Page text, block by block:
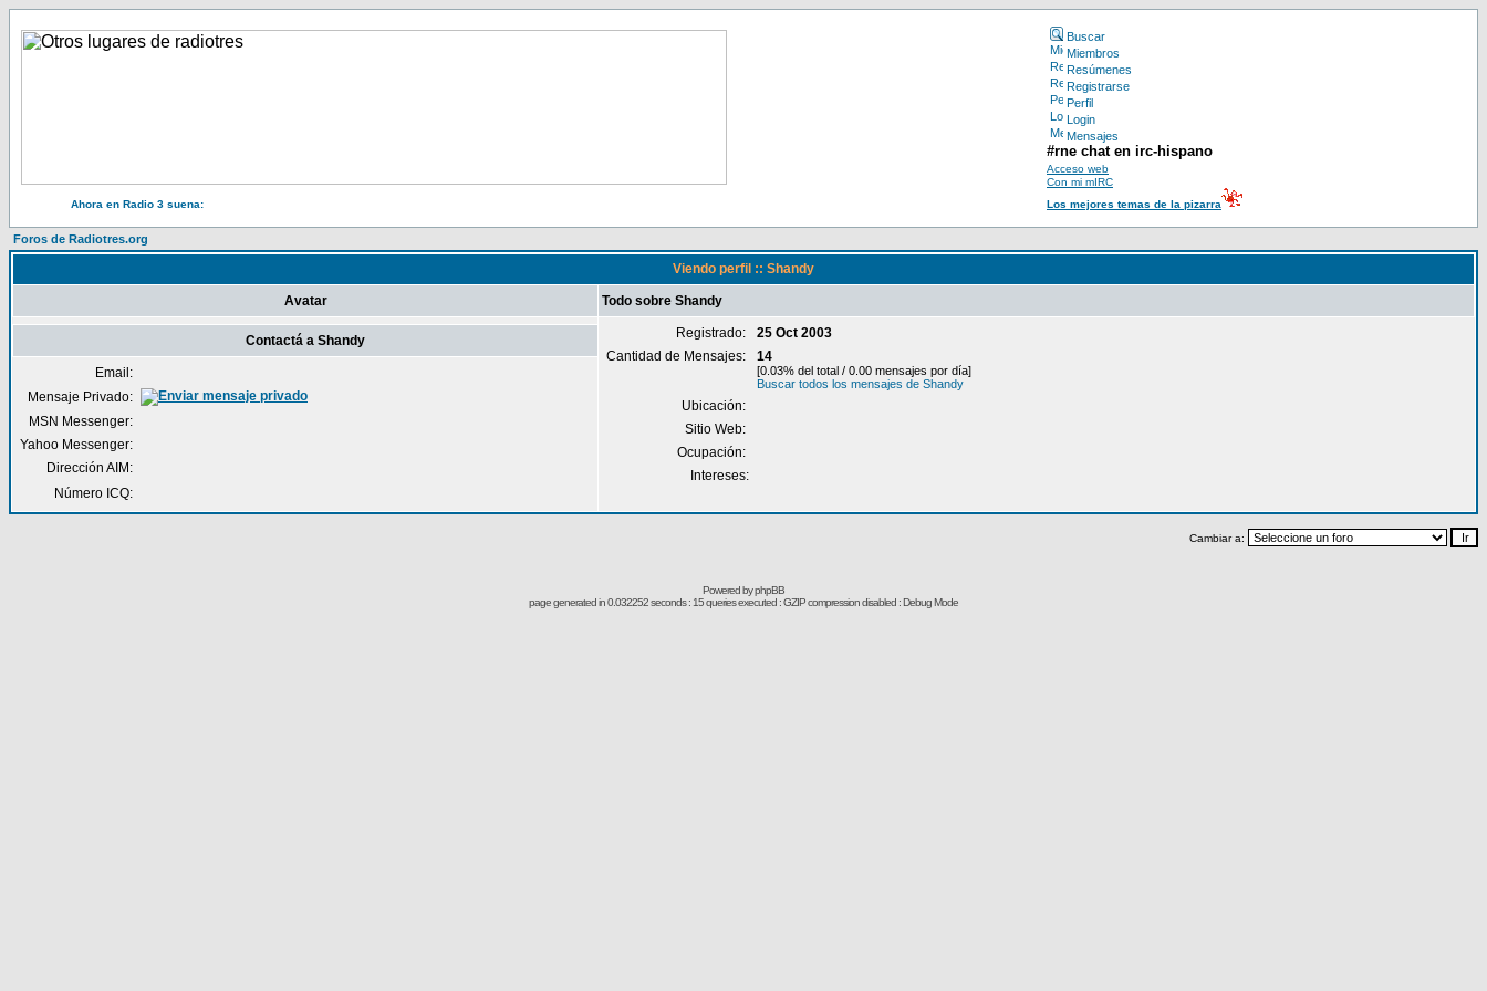
Buscar
Miembros
Resúmenes
Registrarse
Perfil
Login
Mensajes
#rne chat en irc-hispano
Acceso web
Con mi mIRC
Ahora en Radio 3 suena:
Los mejores temas de la pizarra
Foros de Radiotres.org
Viendo perfil :: Shandy
Avatar Todo sobre Shandy
Registrado:
25 Oct 2003
Cantidad de Mensajes:
14
[0.03% del total / 0.00 mensajes por día]
Buscar todos los mensajes de Shandy
Ubicación:
Sitio Web:
Ocupación:
Intereses:
Contactá a Shandy
Email:
Mensaje Privado:
MSN Messenger:
Yahoo Messenger:
Dirección AIM:
Número ICQ:
Cambiar a:
Powered byphpBB
page generated in 0.032252 seconds : 15 queries executed : GZIP compression disabled : Debug Mode